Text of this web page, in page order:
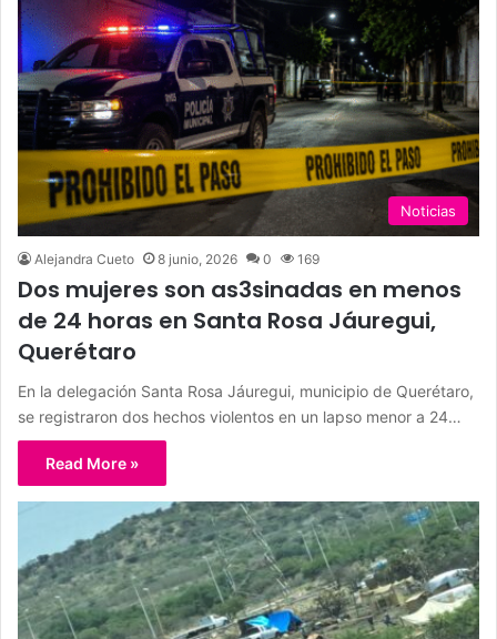
Noticias
Alejandra Cueto 8 junio, 2026 0 169
Dos mujeres son as3sinadas en menos
de 24 horas en Santa Rosa Jáuregui,
Querétaro
En la delegación Santa Rosa Jáuregui, municipio de Querétaro,
se registraron dos hechos violentos en un lapso menor a 24…
Read More »